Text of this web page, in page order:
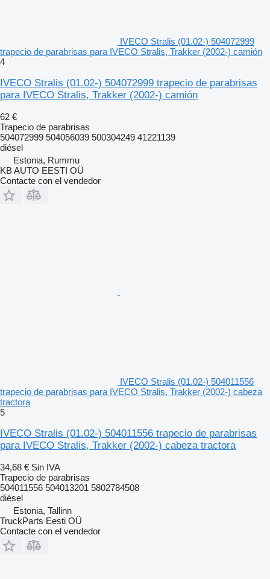
IVECO Stralis (01.02-) 504072999
trapecio de parabrisas para IVECO Stralis, Trakker (2002-) camión
4
IVECO Stralis (01.02-) 504072999 trapecio de parabrisas
para IVECO Stralis, Trakker (2002-) camión
62 €
Trapecio de parabrisas
504072999 504056039 500304249 41221139
diésel
Estonia, Rummu
KB AUTO EESTI OÜ
Contacte con el vendedor
IVECO Stralis (01.02-) 504011556
trapecio de parabrisas para IVECO Stralis, Trakker (2002-) cabeza
tractora
5
IVECO Stralis (01.02-) 504011556 trapecio de parabrisas
para IVECO Stralis, Trakker (2002-) cabeza tractora
34,68 € Sin IVA
Trapecio de parabrisas
504011556 504013201 5802784508
diésel
Estonia, Tallinn
TruckParts Eesti OÜ
Contacte con el vendedor